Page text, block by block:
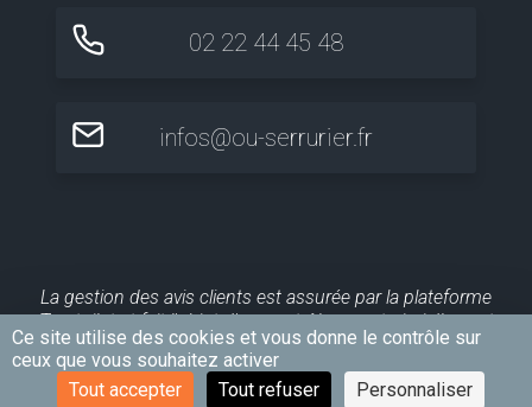
Ce site utilise des cookies et vous donne le contrôle sur
ceux que vous souhaitez activer
Tout accepter
Tout refuser Personnaliser
02 22 44 45 48
infos@ou-serrurier.fr
La gestion des avis clients est assurée par la plateforme
Trustpilot et fait l'objet d'un contrôle a posteriori. Ils sont
publiés pour une durée maximale de 10 ans.